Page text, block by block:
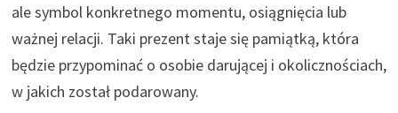
ale symbol konkretnego momentu, osiągnięcia lub
ważnej relacji. Taki prezent staje się pamiątką, która
będzie przypominać o osobie darującej i okolicznościach,
w jakich został podarowany.